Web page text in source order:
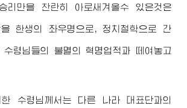
리만을 찬란히 아로새겨올수 있은것은
한생의 좌우명으로, 정치철학으로 간
수령님들의 불멸의 혁명업적과 떼여놓고
한 수령님 께서는 다른 나라 대표단과의